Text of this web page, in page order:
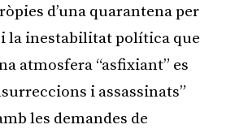
d’una quarantena per
la inestabilitat política que
atmosfera “asfixiant” es
i assassinats”
les demandes de